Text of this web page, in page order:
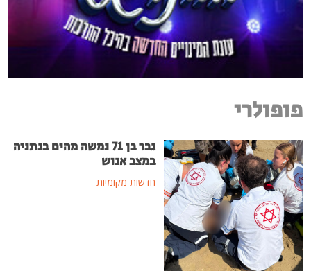
פופולרי
גבר בן 71 נמשה מהים בנתניה
במצב אנוש
חדשות מקומיות